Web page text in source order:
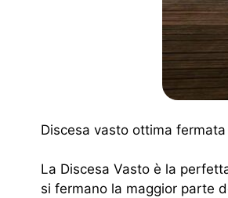
Discesa vasto ottima
La Discesa Vasto è la
si fermano la maggior parte